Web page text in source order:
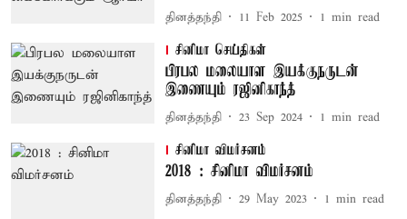
தினத்தந்தி 11 Feb 2025 1 min read
சினிமா செய்திகள்
பிரபல மலையாள இயக்குநருடன்
இணையும் ரஜினிகாந்த்
தினத்தந்தி 23 Sep 2024 1 min read
சினிமா விமர்சனம்
2018 : சினிமா விமர்சனம்
தினத்தந்தி 29 May 2023 1 min read